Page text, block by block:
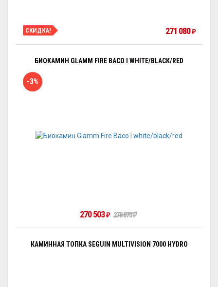
СКИДКА! 271 080₽
БИОКАМИН GLAMM FIRE BACO I WHITE/BLACK/RED
-3%
270 503₽ 278 870₽
КАМИННАЯ ТОПКА SEGUIN MULTIVISION 7000 HYDRO